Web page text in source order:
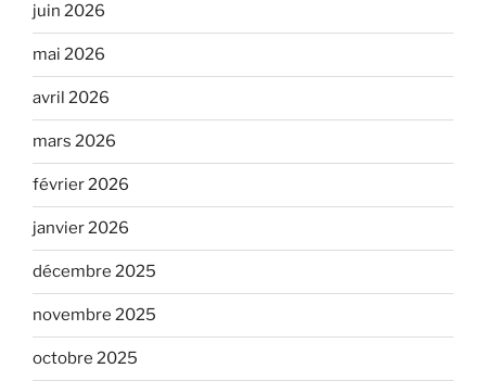
juin 2026
mai 2026
avril 2026
mars 2026
février 2026
janvier 2026
décembre 2025
novembre 2025
octobre 2025